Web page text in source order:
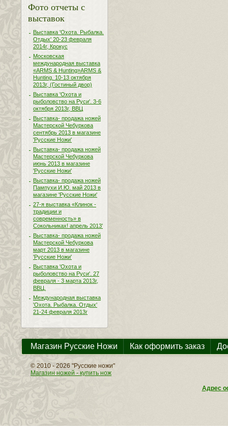
Фото отчеты с
выставок
Выставка 'Охота. Рыбалка.
Отдых' 20-23 февраля
2014г, Крокус
Московская
международная выставка
«ARMS & Hunting»ARMS &
Hunting. 10-13 октября
2013г, (Гостиный двор)
Выставка 'Охота и
рыболовство на Руси'. 3-6
октября 2013г, ВВЦ
Выставка- продажа ножей
Мастерской Чебуркова
сентябрь 2013 в магазине
'Русские Ножи'
Выставка- продажа ножей
Мастерской Чебуркова
июнь 2013 в магазине
'Русские Ножи'
Выставка- продажа ножей
Пампухи И.Ю. май 2013 в
магазине 'Русские Ножи'
27-я выставка «Клинок -
традиции и
современность» в
Сокольниках! апрель 2013'
Выставка- продажа ножей
Мастерской Чебуркова
март 2013 в магазине
'Русские Ножи'
Выставка 'Охота и
рыболовство на Руси'. 27
февраля - 3 марта 2013г,
ВВЦ.
Международная выставка
'Охота. Рыбалка. Отдых'
21-24 февраля 2013г
Магазин Русские Ножи Как оформить заказ
© 2010 - 2026 "Русские ножи"
Магазин ножей - купить нож
Адрес